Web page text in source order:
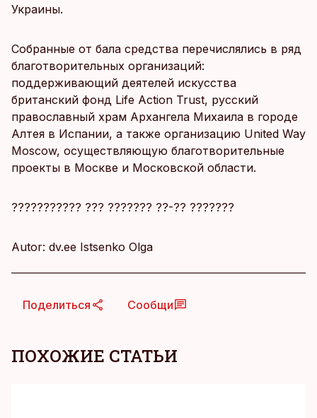
Украины.
Собранные от бала средства перечислялись в ряд
благотворительных организаций:
поддерживающий деятелей искусства
британский фонд Life Action Trust, русский
православный храм Архангела Михаила в городе
Алтея в Испании, а также организацию United Way
Moscow, осуществляющую благотворительные
проекты в Москве и Московской области.
??????????? ??? ??????? ??-?? ???????
Autor: dv.ee Istsenko Olga
Поделиться Сообщи
ПОХОЖИЕ СТАТЬИ